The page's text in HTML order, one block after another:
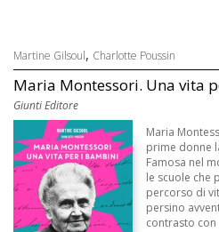
Martine Gilsoul, Charlotte Poussin
Maria Montessori. Una vita
Giunti Editore
Maria
prime donne
Famosa nel
le scuole che
percorso di
persino
contrasto con